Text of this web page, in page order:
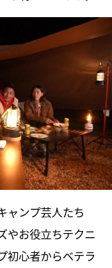
ャンプ芸人たち
やお役立ちテクニ
初心者からベテラ